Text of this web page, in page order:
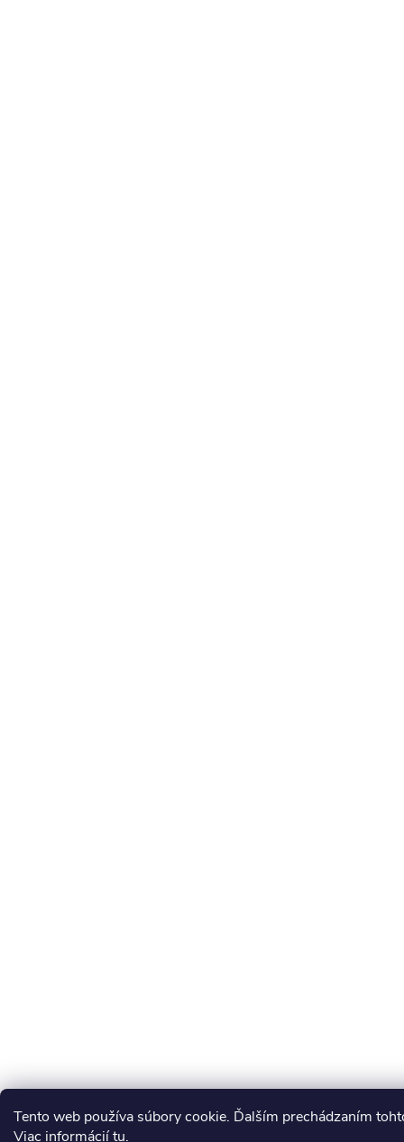
Tento web používa súbory cookie. Ďalším prechádzaním
Viac informáciítu.